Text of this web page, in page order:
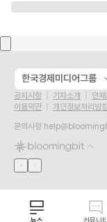
한국경제미디어그룹
공지사항 기자소개 인
이용약관
개인정보처리방침
문의사항
뉴스 커뮤니티